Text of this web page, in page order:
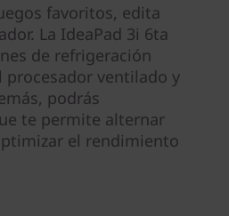
favoritos, edita
La IdeaPad 3i 6ta
de refrigeración
procesador ventilado y
podrás
te permite alternar
el rendimiento